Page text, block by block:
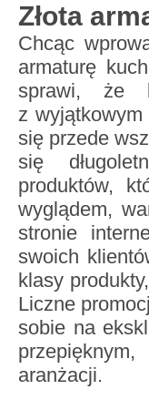
Złota
Chcąc
armaturę
sprawi, że
z
się przede
się
produktów,
wyglądem,
stronie
swoich
klasy
Liczne
sobie na
aranżacji.